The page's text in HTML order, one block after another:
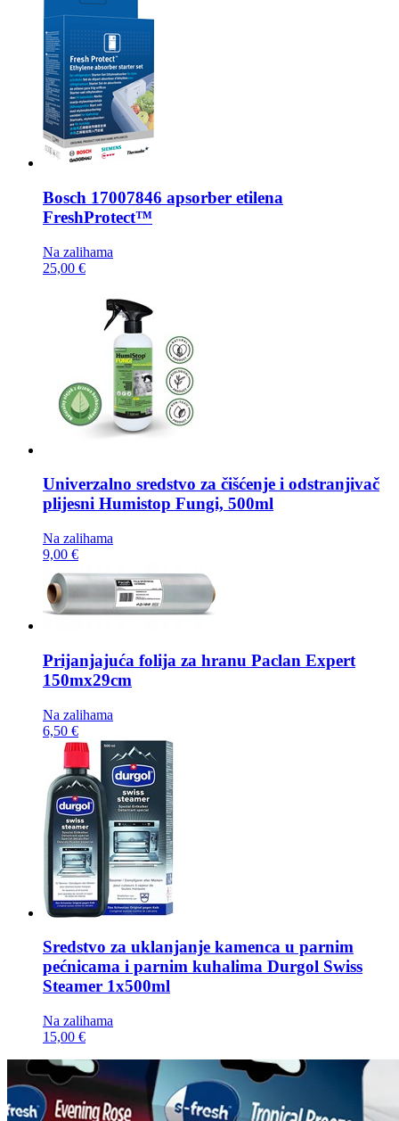
Bosch 17007846 apsorber etilena
FreshProtect™
Na zalihama
25,00 €
Univerzalno sredstvo za čišćenje i odstranjivač
plijesni Humistop Fungi, 500ml
Na zalihama
9,00 €
Prijanjajuća folija za hranu Paclan Expert
150mx29cm
Na zalihama
6,50 €
Sredstvo za uklanjanje kamenca u parnim
pećnicama i parnim kuhalima Durgol Swiss
Steamer 1x500ml
Na zalihama
15,00 €